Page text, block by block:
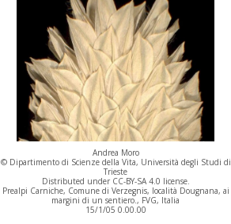
Andrea Moro
© Dipartimento di Scienze della Vita, Università degli Studi di
Trieste
Distributed under CC-BY-SA 4.0 license.
Prealpi Carniche, Comune di Verzegnis, località Dougnana, ai
margini di un sentiero., FVG, Italia
15/1/05 0.00.00